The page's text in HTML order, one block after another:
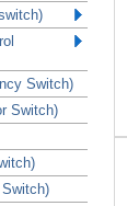
Switch)
Switch)